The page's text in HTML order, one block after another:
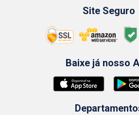
Site Seguro
Baixe já nosso